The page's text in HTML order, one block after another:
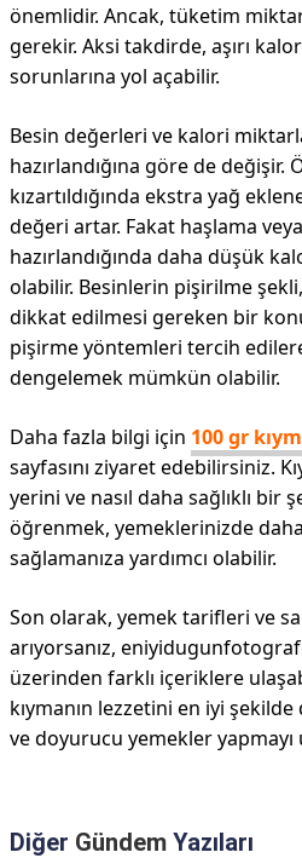
önemlidir. Ancak, tüketim
gerekir. Aksi takdirde, aşırı
sorunlarına yol açabilir.
Besin değerleri ve kalori
hazırlandığına göre de değişir.
kızartıldığında ekstra yağ
değeri artar. Fakat haşlama
hazırlandığında daha düşük
olabilir. Besinlerin pişirilme şekli,
dikkat edilmesi gereken bir
pişirme yöntemleri tercih
dengelemek mümkün olabilir.
Daha fazla bilgi için 100 gr
sayfasını ziyaret edebilirsiniz.
yerini ve nasıl daha sağlıklı bir
öğrenmek, yemeklerinizde
sağlamanıza yardımcı olabilir.
Son olarak, yemek tarifleri ve
arıyorsanız,
üzerinden farklı içeriklere
kıymanın lezzetini en iyi
ve doyurucu yemekler yapmayı
Diğer Gündem Yazıları